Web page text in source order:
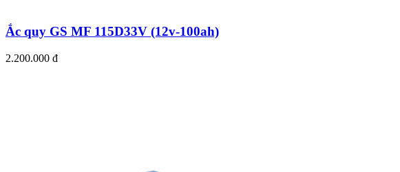
Ắc quy GS MF 115D33V (12v-100ah)
2.200.000 đ